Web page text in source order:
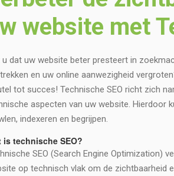
website met
u dat uw website beter presteert in
en uw online aanwezigheid
tot succes! Technische SEO richt zich
aspecten van uw website. Hierdoor
indexeren en begrijpen.
is technische SEO?
SEO (Search Engine Optimization)
op technisch vlak om de zichtbaarheid